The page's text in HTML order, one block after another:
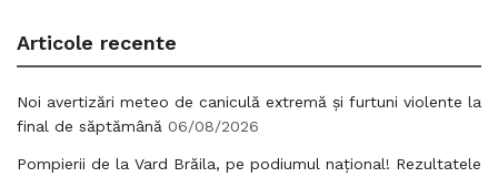
Articole recente
Noi avertizări meteo de caniculă extremă și furtuni violente la
final de săptămână 06/08/2026
Pompierii de la Vard Brăila, pe podiumul național! Rezultatele